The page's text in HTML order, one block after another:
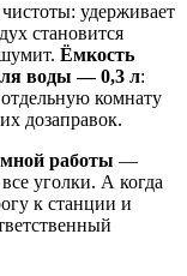
удерживает
становится
Ёмкость
воды — 0,3 л:
комнату
дозаправок.
работы —
уголки. А когда
к станции и